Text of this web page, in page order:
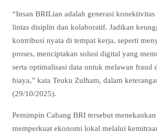
“Insan BRILian adalah generasi konektivitas
lintas disiplin dan kolaboratif. Jadikan
kontribusi nyata di tempat kerja, seperti
proses, menciptakan solusi digital yang
serta optimalisasi data untuk melawan fraud
biaya,” kata Teuku Zulham, dalam
(29/10/2025).
Pemimpin Cabang BRI tersebut
memperkuat ekonomi lokal melalui